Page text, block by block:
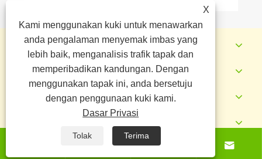
Tentang Kami
Produk
 
X
Kami menggunakan kuki untuk menawarkan
anda pengalaman menyemak imbas yang
lebih baik, menganalisis trafik tapak dan
memperibadikan kandungan. Dengan
menggunakan tapak ini, anda bersetuju
dengan penggunaan kuki kami.
Dasar Privasi
Tolak Terima